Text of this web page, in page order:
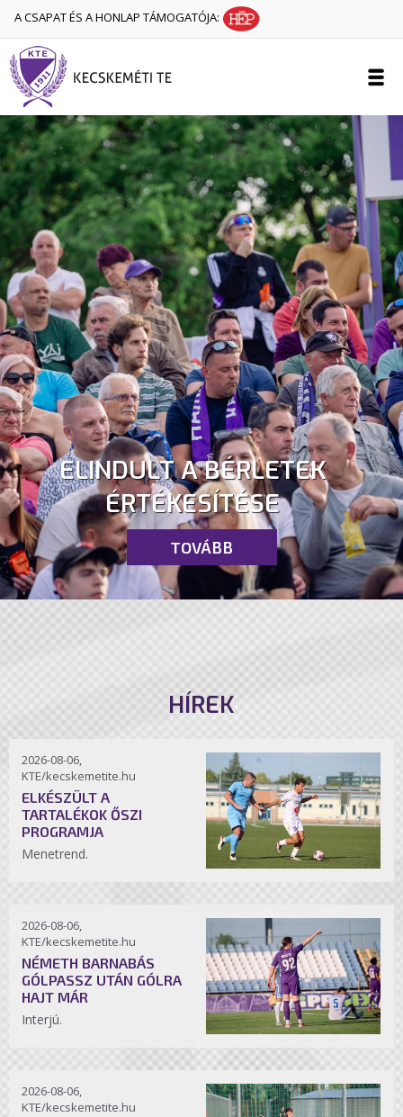
A CSAPAT ÉS A HONLAP TÁMOGATÓJA:
ELINDULT A BÉRLETEK
ÉRTÉKESÍTÉSE
TOVÁBB
HÍREK
2026-08-06,
KTE/kecskemetite.hu
ELKÉSZÜLT A
TARTALÉKOK ŐSZI
PROGRAMJA
Menetrend.
2026-08-06,
KTE/kecskemetite.hu
NÉMETH BARNABÁS
GÓLPASSZ UTÁN GÓLRA
HAJT MÁR
Interjú.
2026-08-06,
KTE/kecskemetite.hu